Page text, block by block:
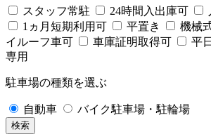
スタッフ常駐 24時間入出庫可
1ヵ月短期利用可
平置き 機械
イルーフ車可
車庫証明取得可 平
専用
駐車場の種類を選ぶ
自動車 バイク駐車場・駐輪場
検索